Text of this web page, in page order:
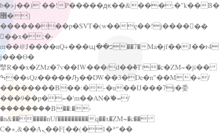
b�>j��)΄��!P�����ԫ��&���;�"k��B�
޶�}
��������p�SVT�(w��ę��!j������
��x�;�-
m��@J����nQ+���պ��כ��7�Ma�jf��J��ͱ4
j���Ѳ�
撆R��x�ZMz�7v��IW���/d��ٞ�Тז�c�ZM~�ji��
ߒ��sQz�����Ԡ��DW��3�De�n"��M�+/
��������B��:�-�u��IJ���7j�委
���9��p�=�'m��AN�ޭ�=/
��������B��:�-
�n&������nUf���������q��x�ZM~�c��
Ϲ�+,&��Ὰܢ��F[��(�1�*"��